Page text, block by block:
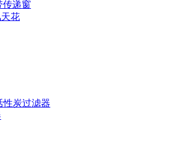
传递窗
花
性炭过滤器